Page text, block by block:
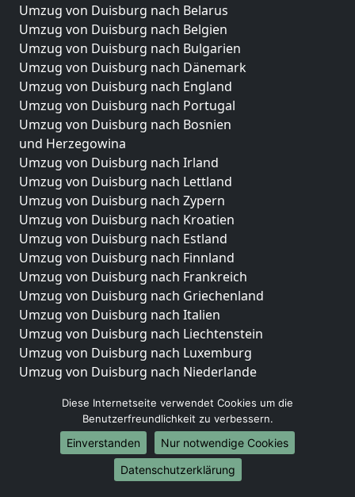
Umzug von Duisburg nach Belarus
Umzug von Duisburg nach Belgien
Umzug von Duisburg nach Bulgarien
Umzug von Duisburg nach Dänemark
Umzug von Duisburg nach England
Umzug von Duisburg nach Portugal
Umzug von Duisburg nach Bosnien
und Herzegowina
Umzug von Duisburg nach Irland
Umzug von Duisburg nach Lettland
Umzug von Duisburg nach Zypern
Umzug von Duisburg nach Kroatien
Umzug von Duisburg nach Estland
Umzug von Duisburg nach Finnland
Umzug von Duisburg nach Frankreich
Umzug von Duisburg nach Griechenland
Umzug von Duisburg nach Italien
Umzug von Duisburg nach Liechtenstein
Umzug von Duisburg nach Luxemburg
Umzug von Duisburg nach Niederlande
Umzüge-Deutschlandweit
Umzug von Duisburg nach Berlin
Umzug von Duisburg nach Hamburg
Umzug von Duisburg nach München
Diese Internetseite verwendet Cookies um die
Benutzerfreundlichkeit zu verbessern.
Einverstanden
Nur notwendige Cookies
Datenschutzerklärung